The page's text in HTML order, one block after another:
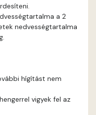
B
C
a 2
nedvességtartalma
hígítást nem
vigyek fel az